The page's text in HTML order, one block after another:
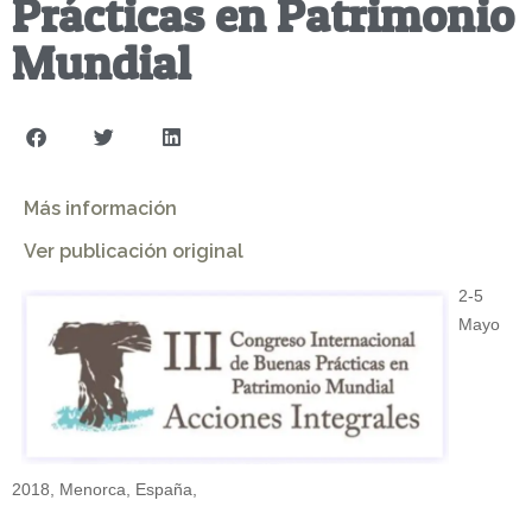
Prácticas en Patrimonio
Mundial
Más información
Ver publicación original
2-5
Mayo
2018, Menorca, España,